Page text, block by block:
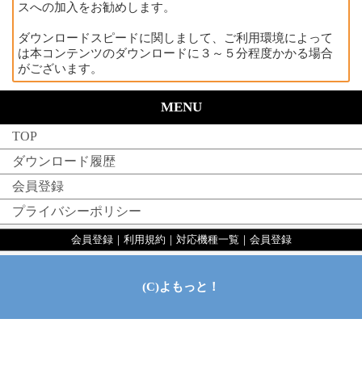
スへの加入をお勧めします。
ダウンロードスピードに関しまして、ご利用環境によって
は本コンテンツのダウンロードに３～５分程度かかる場合
がございます。
MENU
TOP
ダウンロード履歴
会員登録
プライバシーポリシー
会員登録｜ 利用規約 ｜ 対応機種一覧 ｜ 会員登録
(C)よもっと！